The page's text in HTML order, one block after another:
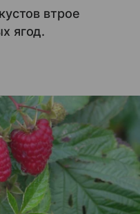
втрое
ягод.